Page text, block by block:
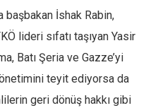
başbakan İshak Rabin,
lideri sıfatı taşıyan Yasir
Batı Şeria ve Gazze’yi
teyit ediyorsa da
geri dönüş hakkı gibi